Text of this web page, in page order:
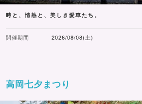
時と、情熱と、美しき愛車たち。
開催期間 2026/08/08(土)
高岡七夕まつり